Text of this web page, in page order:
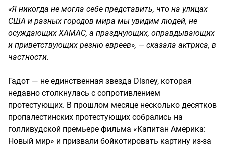
«Я никогда не могла себе представить, что на улицах
США и разных городов мира мы увидим людей, не
осуждающих ХАМАС, а празднующих, оправдывающих
и приветствующих резню евреев», — сказала актриса, в
частности.
Гадот — не единственная звезда Disney, которая
недавно столкнулась с сопротивлением
протестующих. В прошлом месяце несколько десятков
пропалестинских протестующих собрались на
голливудской премьере фильма «Капитан Америка:
Новый мир» и призвали бойкотировать картину из-за